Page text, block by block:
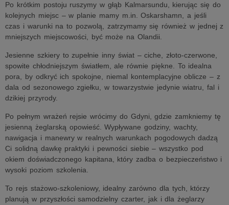
Po krótkim postoju ruszymy w głąb Kalmarsundu, kierując się do
kolejnych miejsc – w planie mamy m.in. Oskarshamn, a jeśli
czas i warunki na to pozwolą, zatrzymamy się również w jednej z
mniejszych miejscowości, być może na Olandii.
Jesienne szkiery to zupełnie inny świat – ciche, złoto-czerwone,
spowite chłodniejszym światłem, ale równie piękne. To idealna
pora, by odkryć ich spokojne, niemal kontemplacyjne oblicze – z
dala od sezonowego zgiełku, w towarzystwie jedynie wiatru, fal i
dzikiej przyrody.
Po pełnym wrażeń rejsie wrócimy do Gdyni, gdzie zamkniemy tę
jesienną żeglarską opowieść. Wypływane godziny, wachty,
nawigacja i manewry w realnych warunkach pogodowych dadzą
Ci solidną dawkę praktyki i pewności siebie – wszystko pod
okiem doświadczonego kapitana, który zadba o bezpieczeństwo i
wysoki poziom szkolenia.
To rejs stażowo-szkoleniowy, idealny zarówno dla tych, którzy
planują w przyszłości samodzielny czarter, jak i dla żeglarzy